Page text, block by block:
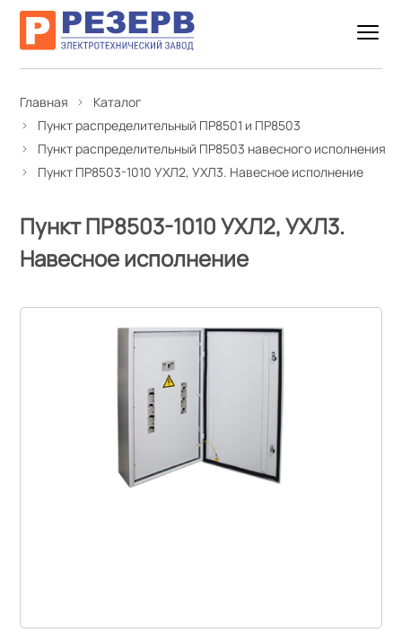
Главная
Каталог
Пункт распределительный ПР8501 и ПР8503
Пункт распределительный ПР8503 навесного исполнения
Пункт ПР8503-1010 УХЛ2, УХЛ3. Навесное исполнение
Пункт ПР8503-1010 УХЛ2, УХЛ3.
Навесное исполнение